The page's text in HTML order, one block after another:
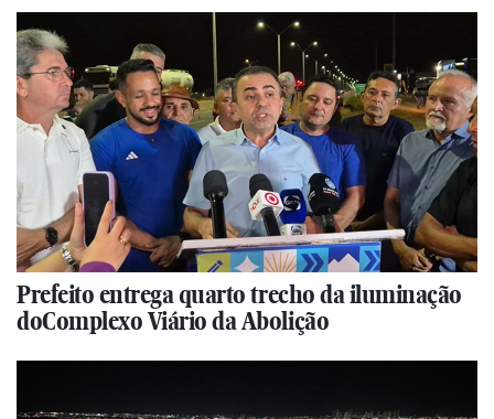
Prefeito entrega quarto trecho da iluminação
doComplexo Viário da Abolição